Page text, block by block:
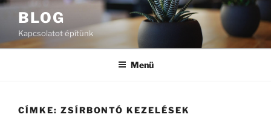
Tartalomhoz
BLOG
Kapcsolatot építünk
Menü
CÍMKE: ZSÍRBONTÓ KEZELÉSEK